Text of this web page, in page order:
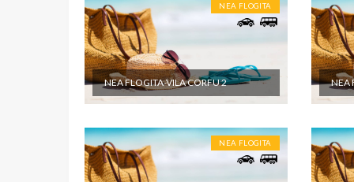
NEA FLOGITA
NEA FLOGITA-VILA CORFU 2 NEA
NEA FLOGITA